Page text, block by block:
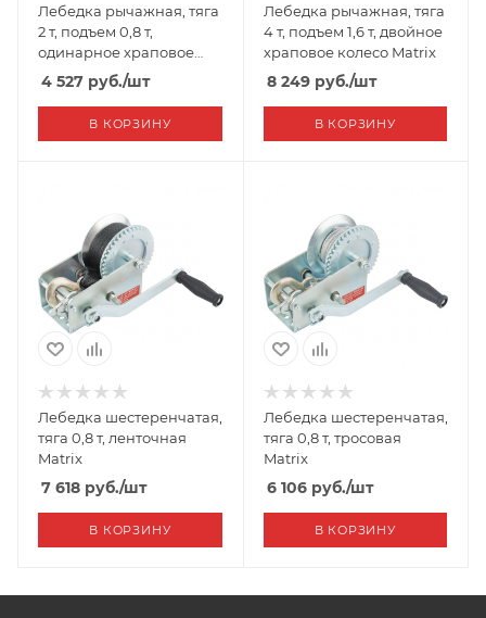
Лебедка рычажная, тяга
2 т, подъем 0,8 т,
одинарное храповое
колесо Matrix
4 527 руб./шт
В КОРЗИНУ
Лебедка рычажная, тяга
4 т, подъем 1,6 т, двойное
храповое колесо Matrix
8 249руб./шт
В КОРЗИНУ
Лебедка шестеренчатая,
тяга 0,8 т, ленточная
Matrix
7 618 руб./шт
В КОРЗИНУ
Лебедка шестеренчатая,
тяга 0,8 т, тросовая
Matrix
6 106руб./шт
В КОРЗИНУ